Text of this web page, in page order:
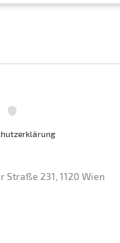
Straße 231, 1120 Wien